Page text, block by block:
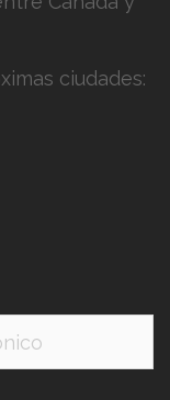
ciudades: